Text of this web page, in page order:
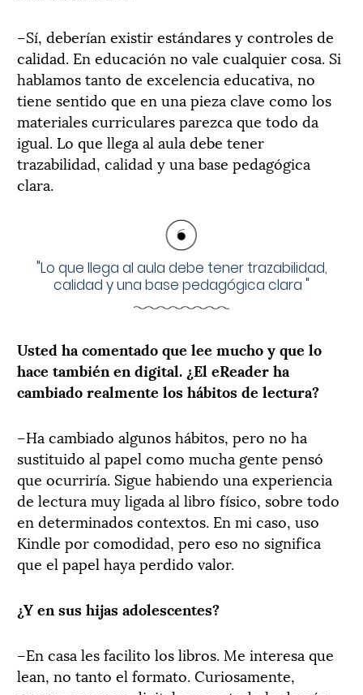
–Sí, deberían existir estándares y controles de
calidad. En educación no vale cualquier cosa. Si
hablamos tanto de excelencia educativa, no
tiene sentido que en una pieza clave como los
materiales curriculares parezca que todo da
igual. Lo que llega al aula debe tener
trazabilidad, calidad y una base pedagógica
clara.
"Lo que llega al aula debe tener trazabilidad,
calidad y una base pedagógica clara "
Usted ha comentado que lee mucho y que lo
hace también en digital. ¿El eReader ha
cambiado realmente los hábitos de lectura?
–Ha cambiado algunos hábitos, pero no ha
sustituido al papel como mucha gente pensó
que ocurriría. Sigue habiendo una experiencia
de lectura muy ligada al libro físico, sobre todo
en determinados contextos. En mi caso, uso
Kindle por comodidad, pero eso no significa
que el papel haya perdido valor.
¿Y en sus hijas adolescentes?
–En casa les facilito los libros. Me interesa que
lean, no tanto el formato. Curiosamente,